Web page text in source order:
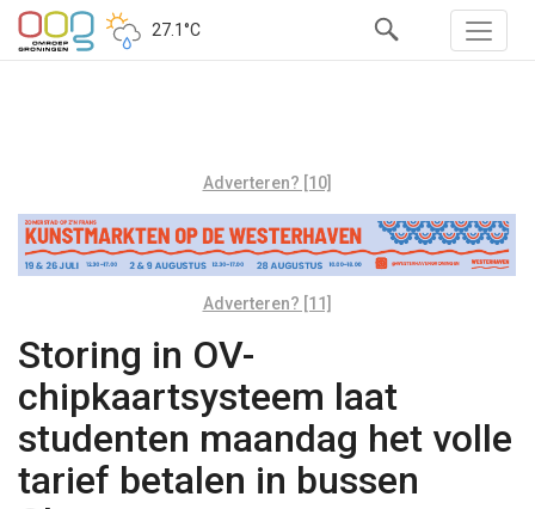
27.1°C
Adverteren? [10]
Adverteren? [11]
Storing in OV-
chipkaartsysteem laat
studenten maandag het volle
tarief betalen in bussen